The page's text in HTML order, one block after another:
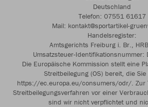
Deutschland
Telefon: 07551 61617
Mail: kontakt@sportartikel-
Handelsregister:
Amtsgerichts Freiburg i. Br.,
Umsatzsteuer-
Die Europäische Kommission stellt eine
Streitbeilegung (OS) bereit, die
https://ec.europa.eu/consumers/odr/. Zur
Streitbeilegungsverfahren vor einer
sind wir nicht verpflichtet und